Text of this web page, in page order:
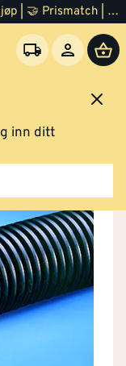
🚚 Fri frakt over 20 000 kr | 💰 Bonus på kjøp | 🤝 Prismatch | ⭐ 100% fornøyd garanti | 🏪 140 byggevarehus
inn ditt